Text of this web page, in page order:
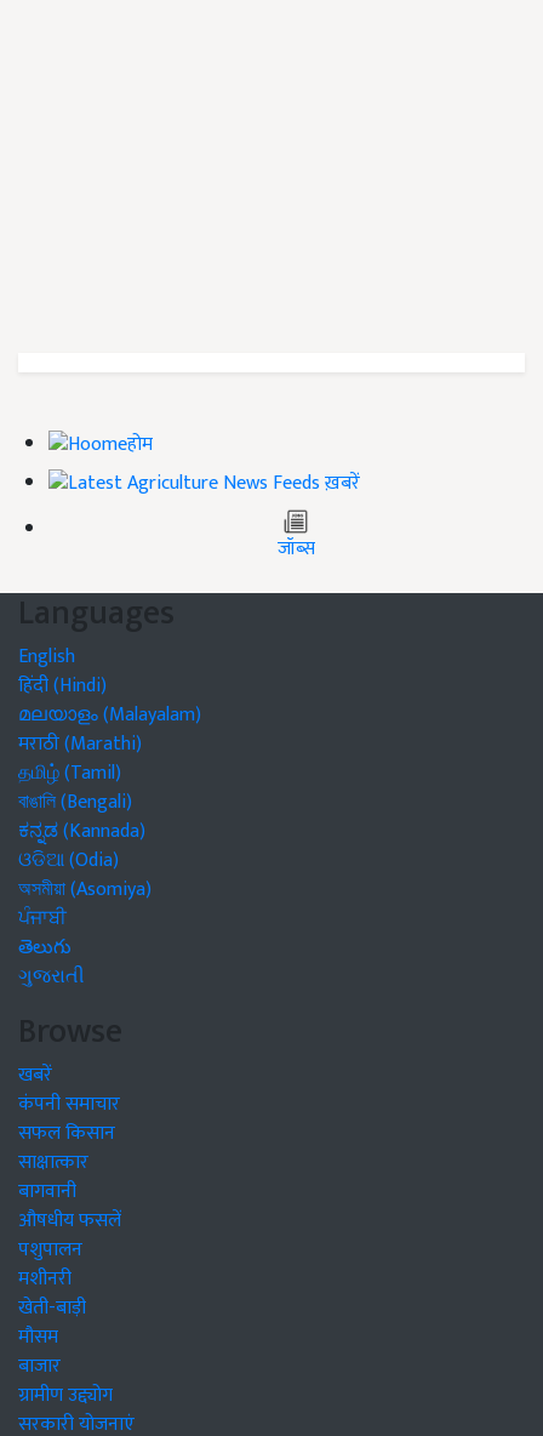
होम
ख़बरें
जॉब्स
Languages
English
हिंदी (Hindi)
മലയാളം (Malayalam)
मराठी (Marathi)
தமிழ் (Tamil)
বাঙালি (Bengali)
ಕನ್ನಡ (Kannada)
ଓଡିଆ (Odia)
অসমীয়া (Asomiya)
ਪੰਜਾਬੀ
తెలుగు
ગુજરાતી
Browse
खबरें
कंपनी समाचार
सफल किसान
साक्षात्कार
बागवानी
औषधीय फसलें
पशुपालन
मशीनरी
खेती-बाड़ी
मौसम
बाजार
ग्रामीण उद्द्योग
सरकारी योजनाएं